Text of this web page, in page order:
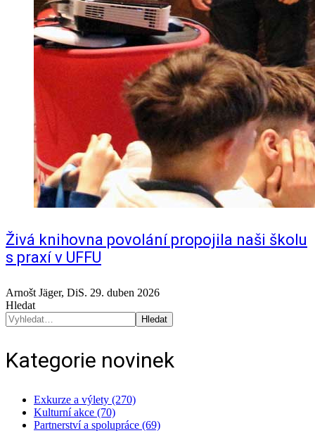
Živá knihovna povolání propojila naši školu
s praxí v UFFU
Arnošt Jäger, DiS. 29. duben 2026
Hledat
Hledat
Kategorie novinek
Exkurze a výlety (270)
Kulturní akce (70)
Partnerství a spolupráce (69)